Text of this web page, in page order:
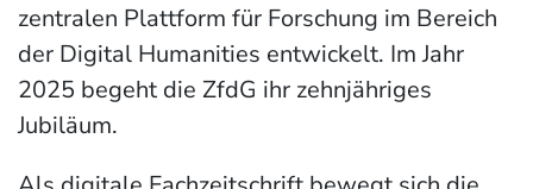
zentralen Plattform für Forschung im Bereich
der Digital Humanities entwickelt. Im Jahr
2025 begeht die ZfdG ihr zehnjähriges
Jubiläum.